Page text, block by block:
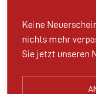
Keine
nichts mehr
Sie jetzt unseren